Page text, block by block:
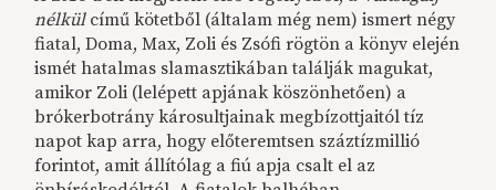
nélkülcímű kötetből (általam még nem) ismert négy
fiatal, Doma, Max, Zoli és Zsófi rögtön a könyv elején
ismét hatalmas slamasztikában találják magukat,
amikor Zoli (lelépett apjának köszönhetően) a
brókerbotrány károsultjainak megbízottjaitól tíz
napot kap arra, hogy előteremtsen száztízmillió
forintot, amit állítólag a fiú apja csalt el az